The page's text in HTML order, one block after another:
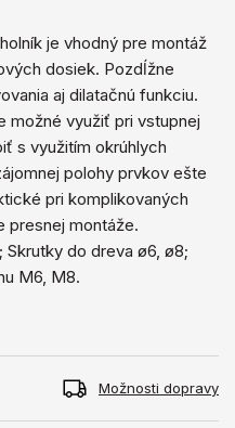
je vhodný pre montáž
dosiek. Pozdĺžne
aj dilatačnú funkciu.
možné využiť pri vstupnej
s využitím okrúhlych
polohy prvkov ešte
pri komplikovaných
presnej montáže.
do dreva ø6, ø8;
M6, M8.
Možnosti dopravy